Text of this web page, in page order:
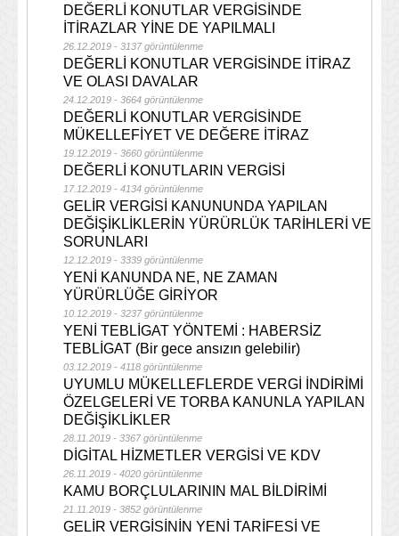
DEĞERLİ KONUTLAR VERGİSİNDE
İTİRAZLAR YİNE DE YAPILMALI
26.12.2019 - 3137 görüntülenme
DEĞERLİ KONUTLAR VERGİSİNDE İTİRAZ
VE OLASI DAVALAR
24.12.2019 - 3664 görüntülenme
DEĞERLİ KONUTLAR VERGİSİNDE
MÜKELLEFİYET VE DEĞERE İTİRAZ
19.12.2019 - 3660 görüntülenme
DEĞERLİ KONUTLARIN VERGİSİ
17.12.2019 - 4134 görüntülenme
GELİR VERGİSİ KANUNUNDA YAPILAN
DEĞİŞİKLİKLERİN YÜRÜRLÜK TARİHLERİ VE
SORUNLARI
12.12.2019 - 3339 görüntülenme
YENİ KANUNDA NE, NE ZAMAN
YÜRÜRLÜĞE GİRİYOR
10.12.2019 - 3237 görüntülenme
YENİ TEBLİGAT YÖNTEMİ : HABERSİZ
TEBLİGAT (Bir gece ansızın gelebilir)
03.12.2019 - 4118 görüntülenme
UYUMLU MÜKELLEFLERDE VERGİ İNDİRİMİ
ÖZELGELERİ VE TORBA KANUNLA YAPILAN
DEĞİŞİKLİKLER
28.11.2019 - 3367 görüntülenme
DİGİTAL HİZMETLER VERGİSİ VE KDV
26.11.2019 - 4020 görüntülenme
KAMU BORÇLULARININ MAL BİLDİRİMİ
21.11.2019 - 3852 görüntülenme
GELİR VERGİSİNİN YENİ TARİFESİ VE